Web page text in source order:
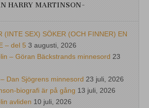
HARRY MARTINSON-
(INTE SEX) SÖKER (OCH FINNER) EN
– del 5 3 augusti, 2026
– Göran Bäckstrands minnesord 23
Dan Sjögrens minnesord 23 juli, 2026
biografi är på gång 13 juli, 2026
avliden 10 juli, 2026